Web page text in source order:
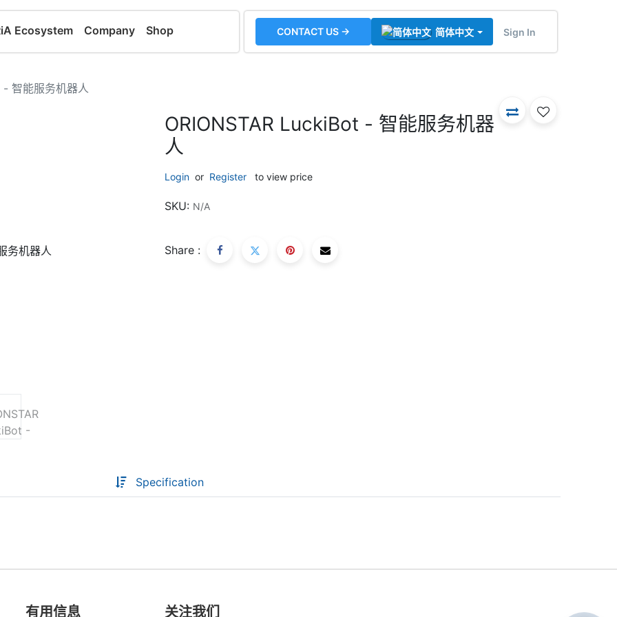
Ecosystem Company Shop CONTACT US → 简体中文 Sign In
智能服务机器人
ORIONSTAR LuckiBot - 智能服务机器
人
Login or Register to view price
SKU: N/A
Share :
Specification
有用信息 关注我们
Află mai mult Discută cu RiA